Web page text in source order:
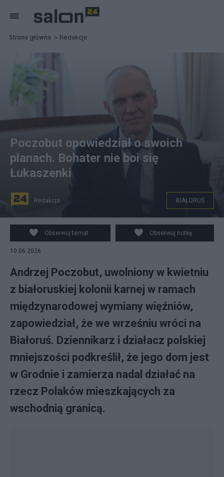
Strona główna Redakcja
Poczobut opowiedział o swoich
planach. Bohater nie boi się
Łukaszenki
Redakcja BIAŁORUŚ
Obserwuj temat Obserwuj notkę
10.06.2026
Andrzej Poczobut, uwolniony w kwietniu
z białoruskiej kolonii karnej w ramach
międzynarodowej wymiany więźniów,
zapowiedział, że we wrześniu wróci na
Białoruś. Dziennikarz i działacz polskiej
mniejszości podkreślił, że jego dom jest
w Grodnie i zamierza nadal działać na
rzecz Polaków mieszkających za
wschodnią granicą.